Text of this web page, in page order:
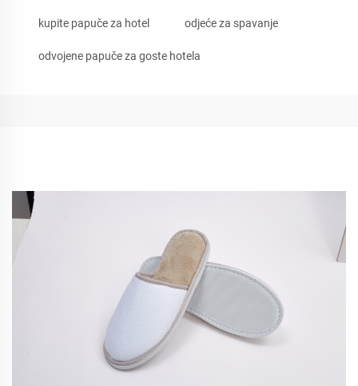
kupite papuče za hotel odjeće za spavanje
odvojene papuče za goste hotela